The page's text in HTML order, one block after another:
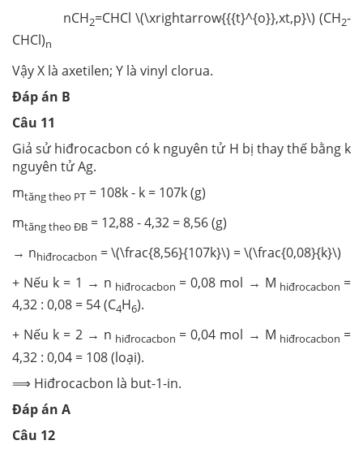
nCH2=CHCl \(\xrightarrow{{{t}^{o}},xt,p}\) (CH2-
CHCl)n
Vậy X là axetilen; Y là vinyl clorua.
Đáp án B
Câu 11
Giả sử hiđrocacbon có k nguyên tử H bị thay thế bằng k
nguyên tử Ag.
mtăng theo PT = 108k - k = 107k (g)
mtăng theo ĐB = 12,88 - 4,32 = 8,56 (g)
→ nhiđrocacbon = \(\frac{8,56}{107k}\) = \(\frac{0,08}{k}\)
+ Nếu k = 1 → n hiđrocacbon = 0,08 mol → M hiđrocacbon =
4,32 : 0,08 = 54 (C4H6).
+ Nếu k = 2 → n hiđrocacbon = 0,04 mol → M hiđrocacbon =
4,32 : 0,04 = 108 (loại).
⟹ Hiđrocacbon là but-1-in.
Đáp án A
Câu 12